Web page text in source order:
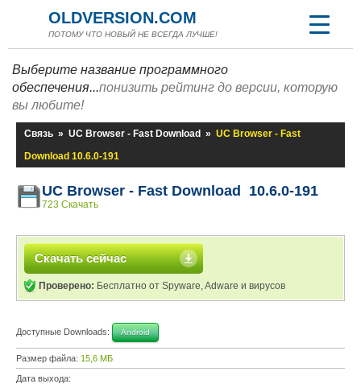
OLDVERSION.COM
ПОТОМУ ЧТО НОВЫЙ НЕ ВСЕГДА ЛУЧШЕ!
Выберите название программного
обеспечения...понизить рейтинг до версии, которую
вы любите!
Связь » UC Browser - Fast Download » UC Browser - Fast
Download 10.6.0-191
UC Browser - Fast Download 10.6.0-191
723 Скачать
Скачать сейчас
Проверено: Бесплатно от Spyware, Adware и вирусов
Доступные Downloads: Android
Размер файла: 15,6 МБ
Дата выхода: